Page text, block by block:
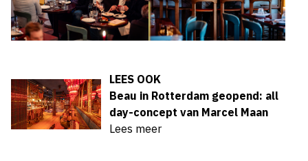
LEES OOK
Beau in Rotterdam geopend: all
day-concept van Marcel Maan
Lees meer